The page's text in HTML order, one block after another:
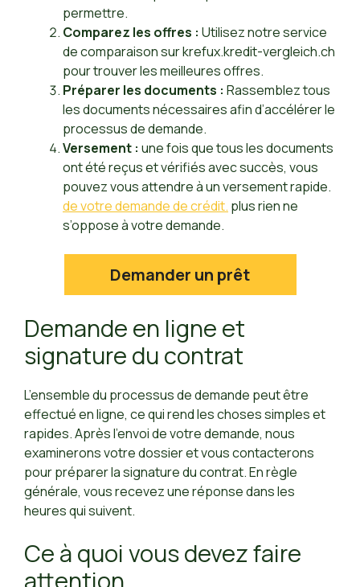
permettre.
Comparez les offres : Utilisez notre service
de comparaison sur krefux.kredit-vergleich.ch
pour trouver les meilleures offres.
Préparer les documents : Rassemblez tous
les documents nécessaires afin d’accélérer le
processus de demande.
Versement : une fois que tous les documents
ont été reçus et vérifiés avec succès, vous
pouvez vous attendre à un versement rapide.
de votre demande de crédit. plus rien ne
s’oppose à votre demande.
Demander un prêt
Demande en ligne et
signature du contrat
L’ensemble du processus de demande peut être
effectué en ligne, ce qui rend les choses simples et
rapides. Après l’envoi de votre demande, nous
examinerons votre dossier et vous contacterons
pour préparer la signature du contrat. En règle
générale, vous recevez une réponse dans les
heures qui suivent.
Ce à quoi vous devez faire